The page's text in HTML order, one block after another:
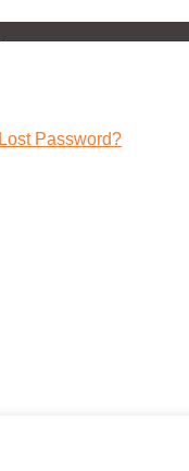
Lost Password?